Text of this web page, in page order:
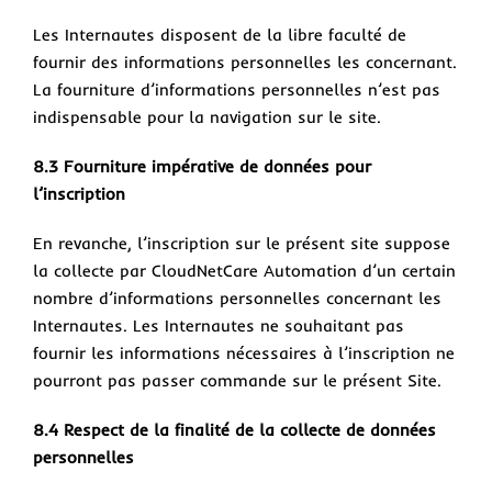
Les Internautes disposent de la libre faculté de
fournir des informations personnelles les concernant.
La fourniture d’informations personnelles n’est pas
indispensable pour la navigation sur le site.
8.3 Fourniture impérative de données pour
l’inscription
En revanche, l’inscription sur le présent site suppose
la collecte par CloudNetCare Automation d’un certain
nombre d’informations personnelles concernant les
Internautes. Les Internautes ne souhaitant pas
fournir les informations nécessaires à l’inscription ne
pourront pas passer commande sur le présent Site.
8.4 Respect de la finalité de la collecte de données
personnelles